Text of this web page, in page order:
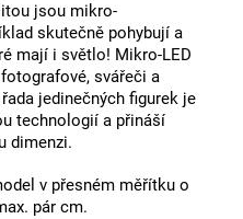
jsou mikro-
skutečně pohybují a
mají i světlo! Mikro-LED
svářeči a
jedinečných figurek je
technologií a přináší
dimenzi.
v přesném měřítku o
pár cm.